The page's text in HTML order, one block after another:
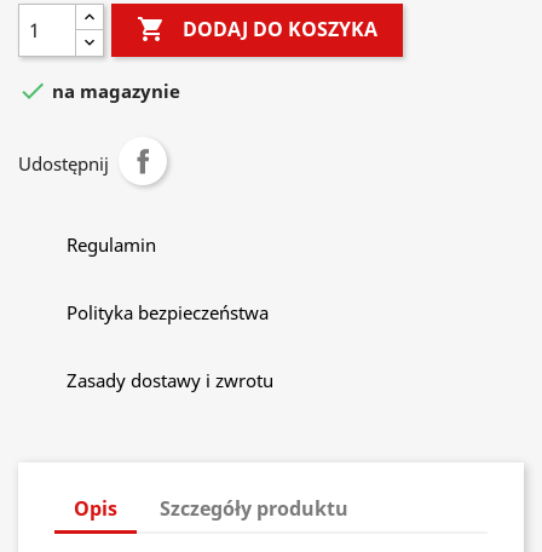
 DODAJ DO KOSZYKA
 na magazynie
Udostępnij
Regulamin
Polityka bezpieczeństwa
Zasady dostawy i zwrotu
Opis Szczegóły produktu